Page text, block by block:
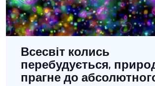
Всесвіт колись
перебудується,
прагне до